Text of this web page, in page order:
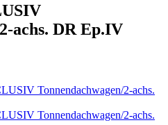
achs. DR Ep.IV